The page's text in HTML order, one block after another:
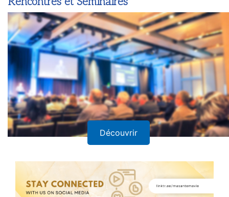
Découvrir